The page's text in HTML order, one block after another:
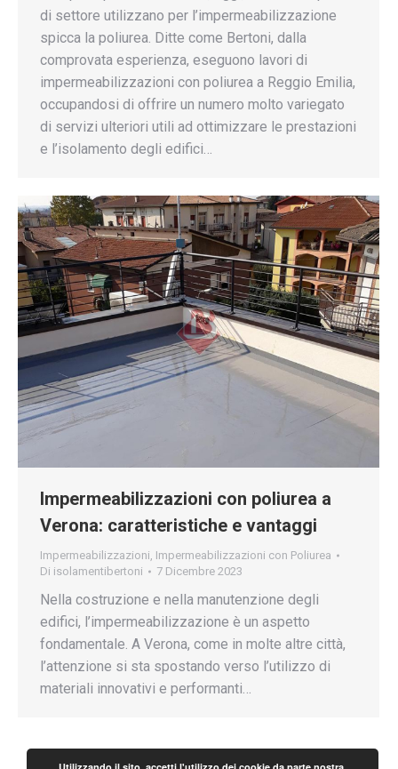
di settore utilizzano per l’impermeabilizzazione
spicca la poliurea. Ditte come Bertoni, dalla
comprovata esperienza, eseguono lavori di
impermeabilizzazioni con poliurea a Reggio Emilia,
occupandosi di offrire un numero molto variegato
di servizi ulteriori utili ad ottimizzare le prestazioni
e l’isolamento degli edifici…
Impermeabilizzazioni con poliurea a
Verona: caratteristiche e vantaggi
Impermeabilizzazioni Impermeabilizzazioni con Poliurea
Di isolamentibertoni 7 Dicembre 2023
Nella costruzione e nella manutenzione degli
edifici, l’impermeabilizzazione è un aspetto
fondamentale. A Verona, come in molte altre città,
l’attenzione si sta spostando verso l’utilizzo di
materiali innovativi e performanti…